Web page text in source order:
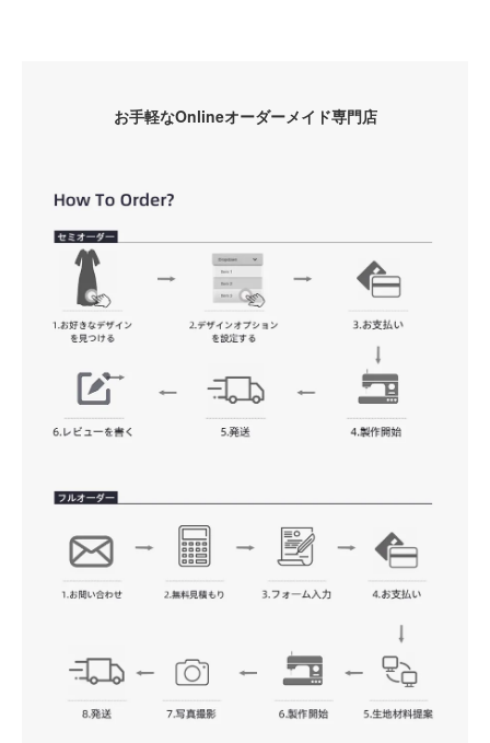
お手軽なOnlineオーダーメイド専門店